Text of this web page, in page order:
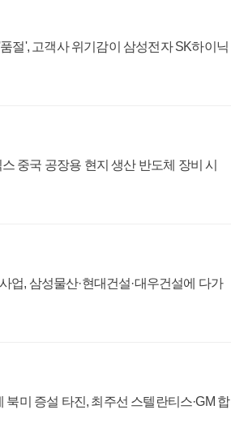
절', 고객사 위기감이 삼성전자 SK하이닉
중국 공장용 현지 생산 반도체 장비 시
업, 삼성물산·현대건설·대우건설에 다가
북미 증설 타진, 최주선 스텔란티스·GM 합